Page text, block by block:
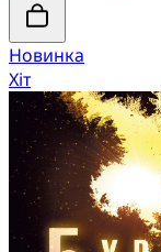
Новинка
Хіт